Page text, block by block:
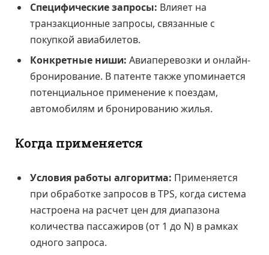
Специфические запросы: Влияет на
транзакционные запросы, связанные с
покупкой авиабилетов.
Конкретные ниши: Авиаперевозки и онлайн-
бронирование. В патенте также упоминается
потенциальное применение к поездам,
автомобилям и бронированию жилья.
Когда применяется
Условия работы алгоритма: Применяется
при обработке запросов в TPS, когда система
настроена на расчет цен для диапазона
количества пассажиров (от 1 до N) в рамках
одного запроса.